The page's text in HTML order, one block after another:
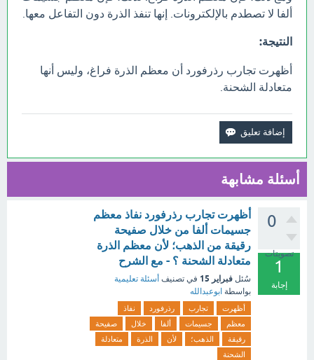
ألفا لا تصطدم بالإلكترونات. إنها تنفذ الذرة دون التفاعل معها.
النتيجة:
أظهرت تجارب رذرفورد أن معظم الذرة فراغ، وليس أنها
متعادلة الشحنة.
أسئلة مشابهة
0
تصويتات
1
إجابة
أظهرت تجارب رذرفورد نفاذ معظم
جسيمات ألفا من خلال صفيحة
رقيقة من الذهب؛ لأن معظم الذرة
متعادلة الشحنة ؟ - مع الشرح
سُئل فبراير 15 في تصنيف أسئلة تعليمية
بواسطة ابوعبدالله
أظهرت تجارب رذرفورد
نفاذ
معظم
جسيمات ألفا خلال
صفيحة
رقيقة
الذهب؛ لأن الذرة
متعادلة
الشحنة